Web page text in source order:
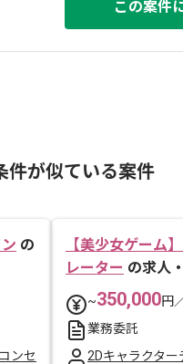
この案件
件が似ている案件
の
コンセ
【美少女ゲーム
レーター の求人
~350,000円
業務委託
2Dキャラクター